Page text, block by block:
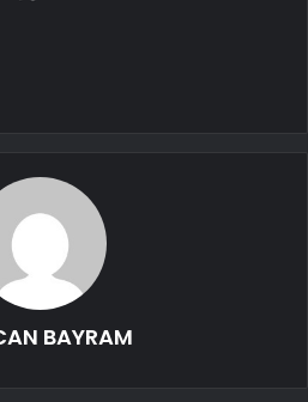
BAYRAM